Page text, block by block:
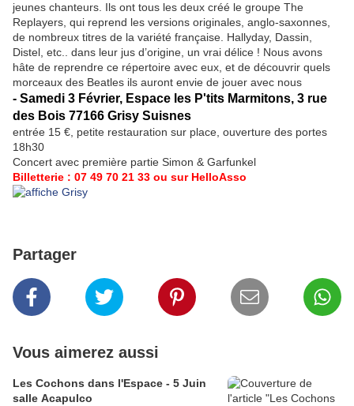
jeunes chanteurs. Ils ont tous les deux créé le groupe The
Replayers, qui reprend les versions originales, anglo-saxonnes,
de nombreux titres de la variété française. Hallyday, Dassin,
Distel, etc.. dans leur jus d’origine, un vrai délice ! Nous avons
hâte de reprendre ce répertoire avec eux, et de découvrir quels
morceaux des Beatles ils auront envie de jouer avec nous
- Samedi 3 Février, Espace les P'tits Marmitons, 3 rue
des Bois 77166 Grisy Suisnes
entrée 15 €, petite restauration sur place, ouverture des portes
18h30
Concert avec première partie Simon & Garfunkel
Billetterie : 07 49 70 21 33 ou sur HelloAsso
Partager
Vous aimerez aussi
Les Cochons dans l'Espace - 5 Juin
salle Acapulco